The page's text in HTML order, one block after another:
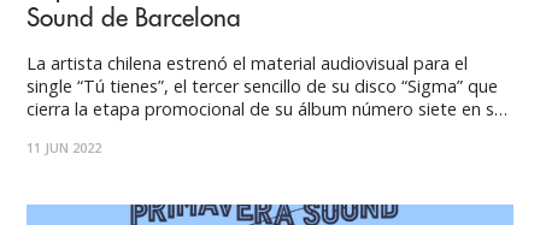
Sound de Barcelona
La artista chilena estrenó el material audiovisual para el
single “Tú tienes”, el tercer sencillo de su disco “Sigma” que
cierra la etapa promocional de su álbum número siete en su
encuentro europeo, Primavera Sound Barcelona. El nuevo
11 JUN 2022